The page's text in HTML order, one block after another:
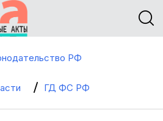
РФ
ГД ФС РФ